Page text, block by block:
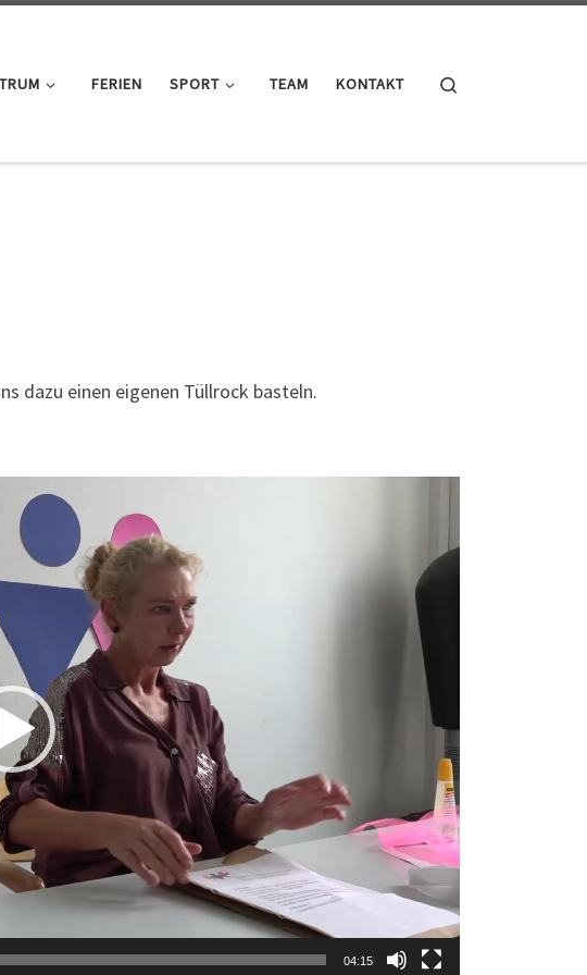
FERIEN SPORT TEAM KONTAKT
dazu einen eigenen Tüllrock basteln.
04:15